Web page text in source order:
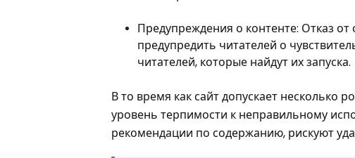
Предупреждения о контенте: Отказ от
предупредить читателей о
читателей, которые найдут их запуска.
В то время как сайт допускает несколько
уровень терпимости к неправильному
рекомендации по содержанию, рискуют